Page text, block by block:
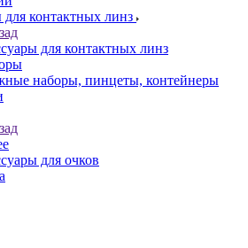
для контактных линз
для контактных линз
наборы, пинцеты, контейнеры
для очков